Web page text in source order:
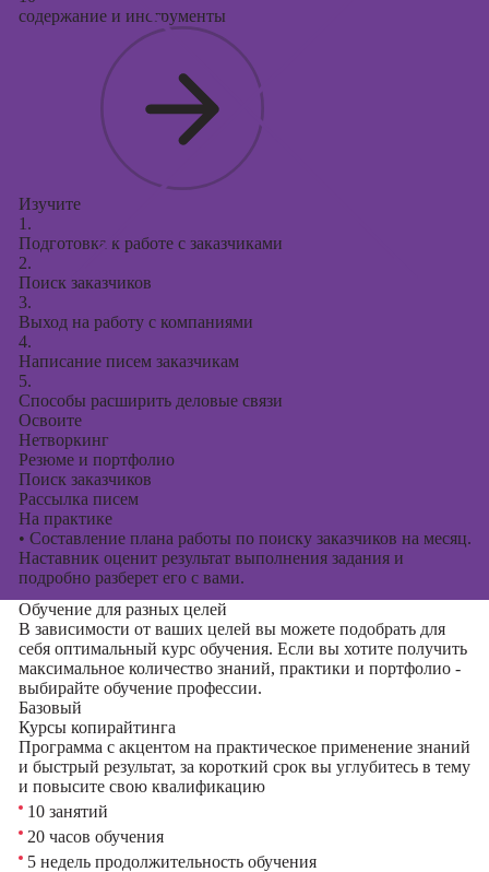
содержание и инструменты
Изучите
1.
Подготовка к работе с заказчиками
2.
Поиск заказчиков
3.
Выход на работу с компаниями
4.
Написание писем заказчикам
5.
Способы расширить деловые связи
Освоите
Нетворкинг
Резюме и портфолио
Поиск заказчиков
Рассылка писем
На практике
• Составление плана работы по поиску заказчиков на месяц.
Наставник оценит результат выполнения задания и
подробно разберет его с вами.
Обучение для разных целей
В зависимости от ваших целей вы можете подобрать для
себя оптимальный курс обучения. Если вы хотите получить
максимальное количество знаний, практики и портфолио -
выбирайте обучение профессии.
Базовый
Курсы копирайтинга
Программа с акцентом на практическое применение знаний
и быстрый результат, за короткий срок вы углубитесь в тему
и повысите свою квалификацию
10 занятий
20 часов обучения
5 недель продолжительность обучения